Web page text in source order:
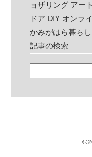
ョザリング アート
ドア DIY オンラ
かみがはら暮ら
記事の検索